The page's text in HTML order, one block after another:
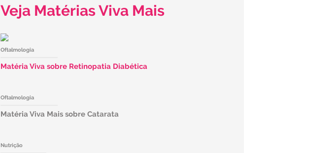
Veja Matérias Viva Mais
Oftalmologia
Matéria Viva sobre Retinopatia Diabética
Oftalmologia
Matéria Viva Mais sobre Catarata
Nutrição